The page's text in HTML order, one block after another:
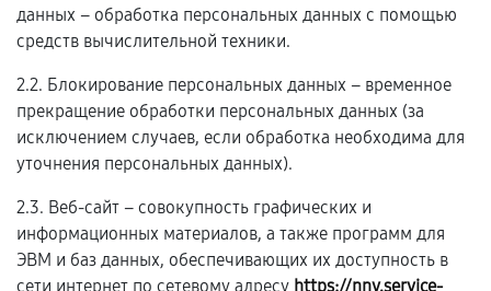
данных – обработка персональных данных с помощью
средств вычислительной техники.
2.2. Блокирование персональных данных – временное
прекращение обработки персональных данных (за
исключением случаев, если обработка необходима для
уточнения персональных данных).
2.3. Веб-сайт – совокупность графических и
информационных материалов, а также программ для
ЭВМ и баз данных, обеспечивающих их доступность в
сети интернет по сетевому адресу https://nnv.service-